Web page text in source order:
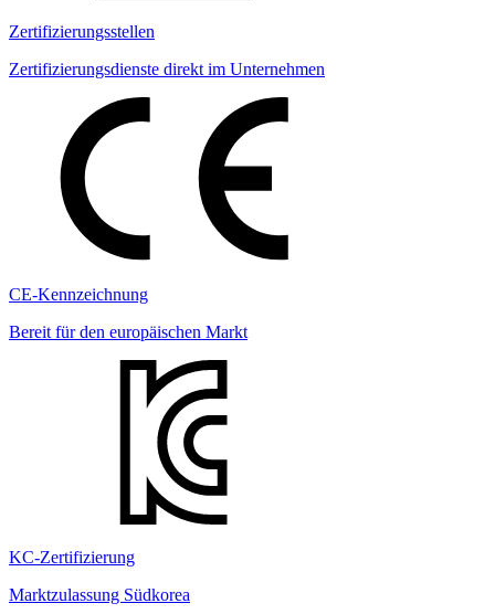
Zertifizierungsstellen
Zertifizierungsdienste direkt im Unternehmen
CE-Kennzeichnung
Bereit für den europäischen Markt
KC-Zertifizierung
Marktzulassung Südkorea